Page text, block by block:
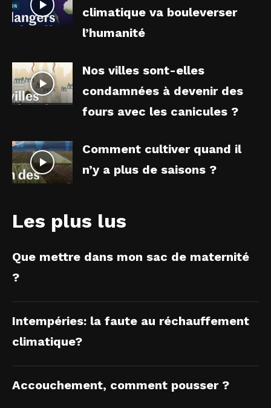
climatique va bouleverser
l’humanité
Nos villes sont-elles
condamnées à devenir des
fours avec les canicules ?
Comment cultiver quand il
n’y a plus de saisons ?
Les plus lus
Que mettre dans mon sac de maternité
?
Intempéries: la faute au réchauffement
climatique?
Accouchement, comment pousser ?